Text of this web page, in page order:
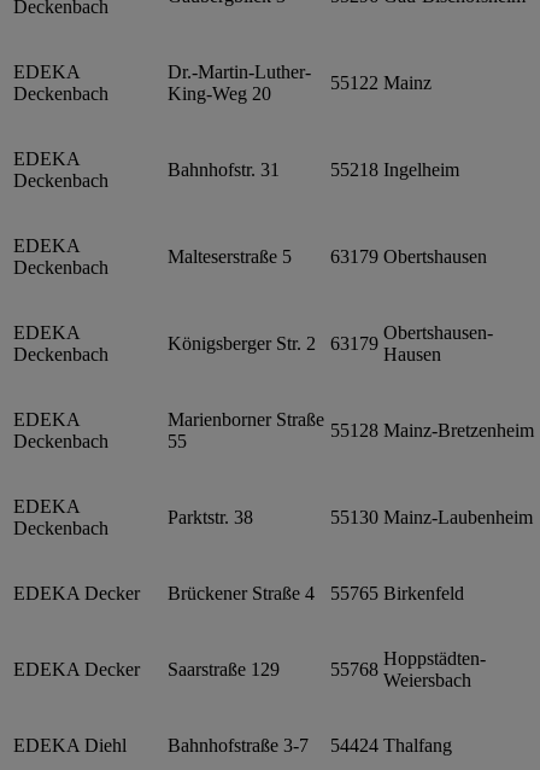
Deckenbach
EDEKA
Deckenbach
Dr.-Martin-Luther-
King-Weg 20
55122 Mainz
EDEKA
Deckenbach
Bahnhofstr. 31 55218 Ingelheim
EDEKA
Deckenbach
Malteserstraße 5 63179 Obertshausen
EDEKA
Deckenbach
Königsberger Str. 2 63179
Obertshausen-
Hausen
EDEKA
Deckenbach
Marienborner Straße
55
55128 Mainz-Bretzenheim
EDEKA
Deckenbach
Parktstr. 38 55130 Mainz-Laubenheim
EDEKA Decker Brückener Straße 4 55765 Birkenfeld
EDEKA Decker Saarstraße 129 55768
Hoppstädten-
Weiersbach
EDEKA Diehl Bahnhofstraße 3-7 54424 Thalfang